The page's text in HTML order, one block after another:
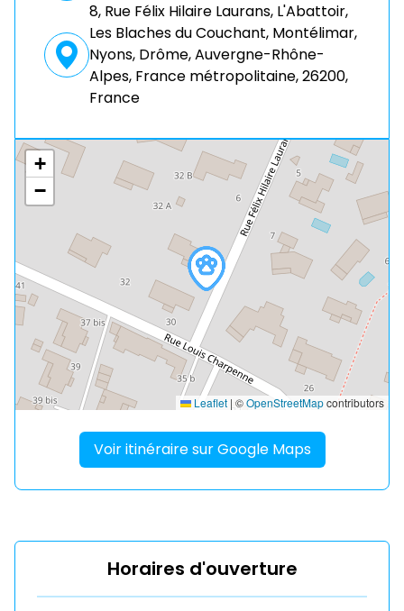
8, Rue Félix Hilaire Laurans, L'Abattoir,
Les Blaches du Couchant, Montélimar,
Nyons, Drôme, Auvergne-Rhône-
Alpes, France métropolitaine, 26200,
France
+
−
Leaflet | ©OpenStreetMapcontributors
Voir itinéraire sur Google Maps
Horaires d'ouverture